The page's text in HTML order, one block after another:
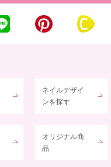
ネイルデザイ
ンを探す
オリジナル商
品